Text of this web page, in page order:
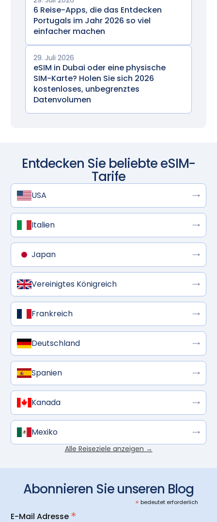
6 Reise-Apps, die das Entdecken
Portugals im Jahr 2026 so viel
einfacher machen
29. Juli 2026
eSIM in Dubai oder eine physische
SIM-Karte? Holen Sie sich 2026
kostenloses, unbegrenztes
Datenvolumen
Entdecken Sie beliebte eSIM-
Tarife
USA
Italien
Japan
Vereinigtes Königreich
Frankreich
Deutschland
Spanien
Kanada
Mexiko
Alle Reiseziele anzeigen →
Abonnieren Sie unseren Blog
* bedeutet erforderlich
E-Mail Adresse *